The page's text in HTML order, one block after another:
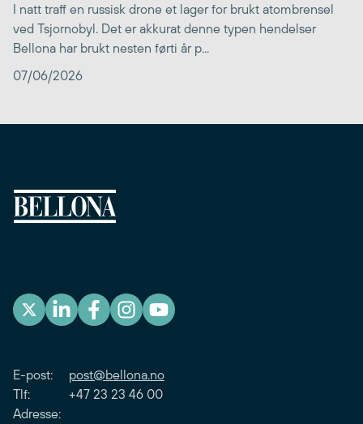
I natt traff en russisk drone et lager for brukt atombrensel
ved Tsjornobyl. Det er akkurat denne typen hendelser
Bellona har brukt nesten førti år p...
07/06/2026
E-post: post@bellona.no
Tlf: +47 23 23 46 00
Adresse: